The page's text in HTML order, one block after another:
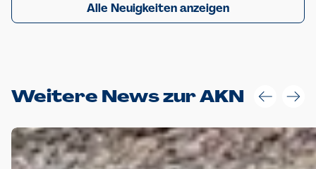
Alle Neuigkeiten anzeigen
Weitere News zur AKN